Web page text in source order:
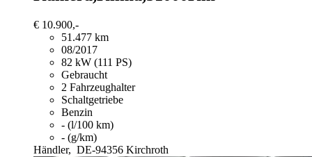
€ 10.900,-
51.477 km
08/2017
82 kW (111 PS)
Gebraucht
2 Fahrzeughalter
Schaltgetriebe
Benzin
- (l/100 km)
- (g/km)
Händler, DE-94356 Kirchroth